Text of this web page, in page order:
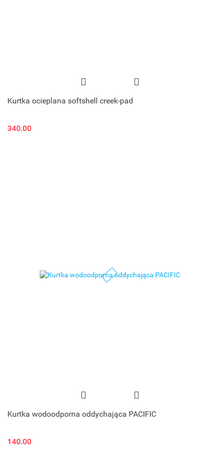
Kurtka ocieplana softshell creek-pad
340.00
Kurtka wodoodporna oddychająca PACIFIC
140.00